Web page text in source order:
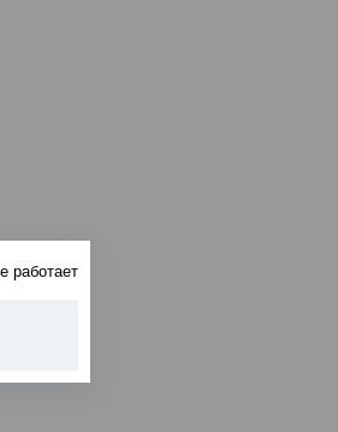
работает